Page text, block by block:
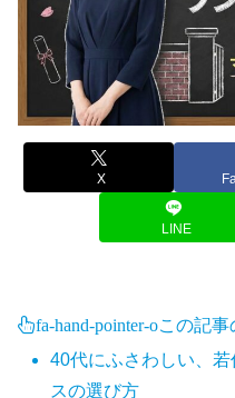
X
LINE
fa-hand-pointer-oこの記事
40代にふさわしい、
スの選び方